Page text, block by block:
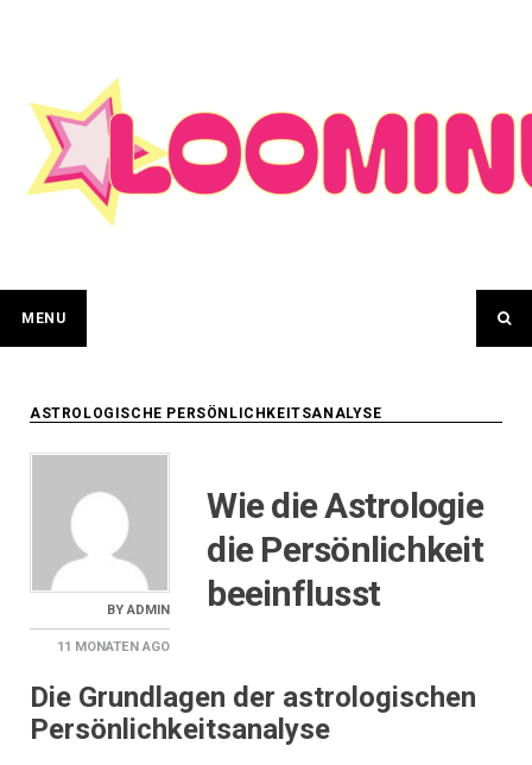
MENU
ASTROLOGISCHE PERSÖNLICHKEITSANALYSE
BYADMIN
11 MONATENAGO
Wie die Astrologie
die Persönlichkeit
beeinflusst
Die Grundlagen der astrologischen
Persönlichkeitsanalyse